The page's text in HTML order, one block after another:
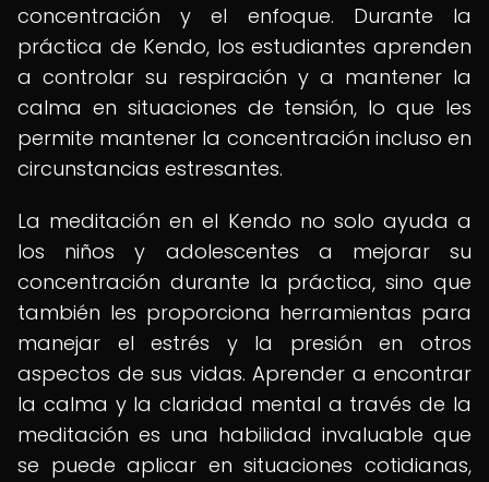
concentración y el enfoque. Durante la
práctica de Kendo, los estudiantes aprenden
a controlar su respiración y a mantener la
calma en situaciones de tensión, lo que les
permite mantener la concentración incluso en
circunstancias estresantes.
La meditación en el Kendo no solo ayuda a
los niños y adolescentes a mejorar su
concentración durante la práctica, sino que
también les proporciona herramientas para
manejar el estrés y la presión en otros
aspectos de sus vidas. Aprender a encontrar
la calma y la claridad mental a través de la
meditación es una habilidad invaluable que
se puede aplicar en situaciones cotidianas,